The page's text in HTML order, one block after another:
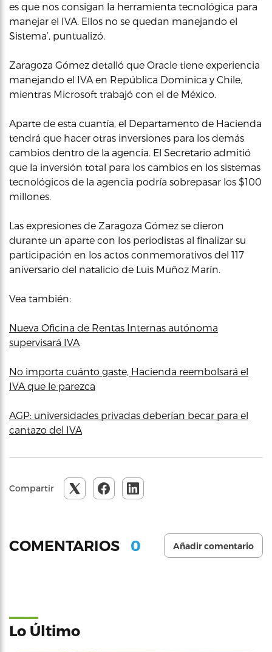
es que nos consigan la herramienta tecnológica para
manejar el IVA. Ellos no se quedan manejando el
Sistema’, puntualizó.
Zaragoza Gómez detalló que Oracle tiene experiencia
manejando el IVA en República Dominica y Chile,
mientras Microsoft trabajó con el de México.
Aparte de esta cuantía, el Departamento de Hacienda
tendrá que hacer otras inversiones para los demás
cambios dentro de la agencia. El Secretario admitió
que la inversión total para los cambios en los sistemas
tecnológicos de la agencia podría sobrepasar los $100
millones.
Las expresiones de Zaragoza Gómez se dieron
durante un aparte con los periodistas al finalizar su
participación en los actos conmemorativos del 117
aniversario del natalicio de Luis Muñoz Marín.
Vea también:
Nueva Oficina de Rentas Internas autónoma
supervisará IVA
No importa cuánto gaste, Hacienda reembolsará el
IVA que le parezca
AGP: universidades privadas deberían becar para el
cantazo del IVA
Compartir
COMENTARIOS 0 Añadir comentario
Lo Último